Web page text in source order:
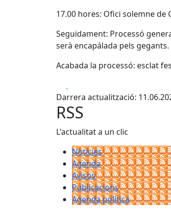
17.00 hores: Ofici solemne de
Seguidament: Processó
serà encapálada pels gegants.
Acabada la processó: esclat
Darrera actualització:
RSS
L'actualitat a un clic
Notícies
Agenda
Avisos
Publicacions
Agenda política